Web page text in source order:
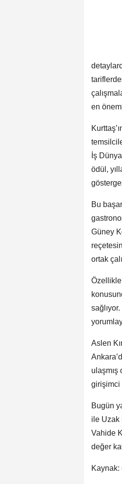
en
İş
ödül,
Bu
Güney
ortak
Özellikle
Aslen
ulaşmış
girişimci
Bugün
ile Uzak
Vahide
değer
Kaynak: